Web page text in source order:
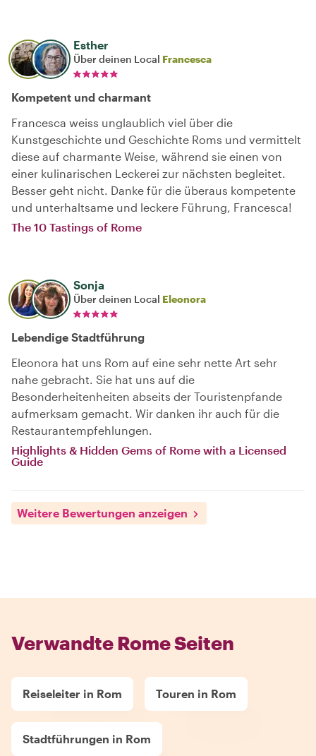
Esther
Über deinen Local Francesca
Kompetent und charmant
Francesca weiss unglaublich viel über die
Kunstgeschichte und Geschichte Roms und vermittelt
diese auf charmante Weise, während sie einen von
einer kulinarischen Leckerei zur nächsten begleitet.
Besser geht nicht. Danke für die überaus kompetente
und unterhaltsame und leckere Führung, Francesca!
The 10 Tastings of Rome
Sonja
Über deinen Local Eleonora
Lebendige Stadtführung
Eleonora hat uns Rom auf eine sehr nette Art sehr
nahe gebracht. Sie hat uns auf die
Besonderheitenheiten abseits der Touristenpfande
aufmerksam gemacht. Wir danken ihr auch für die
Restaurantempfehlungen.
Highlights & Hidden Gems of Rome with a Licensed
Guide
Weitere Bewertungen anzeigen
Verwandte Rome Seiten
Reiseleiter in Rom Touren in Rom
Stadtführungen in Rom